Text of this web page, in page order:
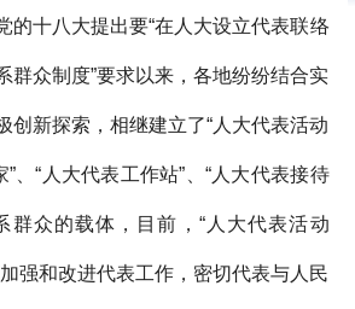
十八大提出要“在人大设立代表联络
群众制度”要求以来，各地纷纷结合实
创新探索，相继建立了“人大代表活动
”、“人大代表工作站”、“人大代表接待
群众的载体，目前，“人大代表活动
强和改进代表工作，密切代表与人民